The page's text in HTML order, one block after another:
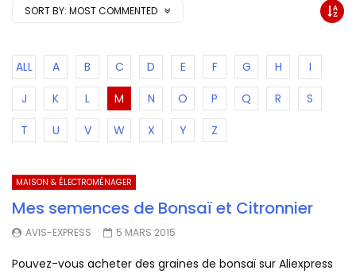
SORT BY: MOST COMMENTED
ALL A B C D E F G H
I
J
K L M N O P Q R
S
T
U V W X Y Z
MAISON & ÉLECTROMÉNAGER
Mes semences de Bonsaï et Citronnier
AVIS-EXPRESS 5 MARS 2015
Pouvez-vous acheter des graines de bonsaï sur Aliexpress